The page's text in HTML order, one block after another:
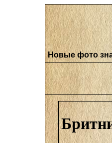
Новые фото